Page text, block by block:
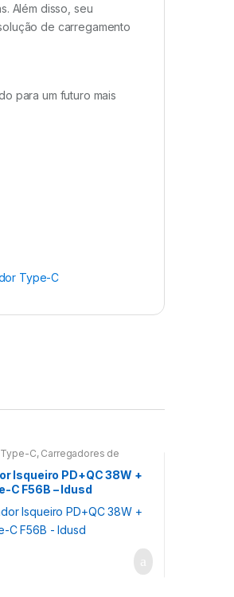
Além disso, seu
de carregamento
para um futuro mais
Type-C
C, Carregadores de
Isqueiro PD+QC 38W +
C F56B – Idusd